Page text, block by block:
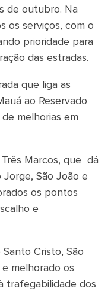
de outubro. Na
os serviços, com o
prioridade para
das estradas.
que liga as
ao Reservado
melhorias em
Marcos, que dá
Jorge, São João e
os pontos
e
Cristo, São
melhorado os
trafegabilidade dos